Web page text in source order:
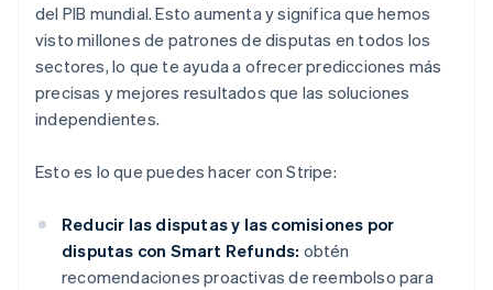
del PIB mundial. Esto aumenta y significa que hemos
visto millones de patrones de disputas en todos los
sectores, lo que te ayuda a ofrecer predicciones más
precisas y mejores resultados que las soluciones
independientes.
Esto es lo que puedes hacer con Stripe:
Reducir las disputas y las comisiones por
disputas con Smart Refunds: obtén
recomendaciones proactivas de reembolso para